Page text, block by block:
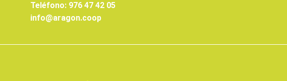
Teléfono: 976 47 42 05
info@aragon.coop